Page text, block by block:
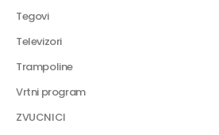
Tegovi
Televizori
Trampoline
Vrtni program
ZVUCNICI